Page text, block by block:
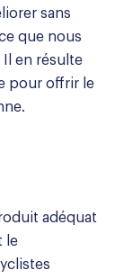
sans
que nous
en résulte
pour offrir le
adéquat
le